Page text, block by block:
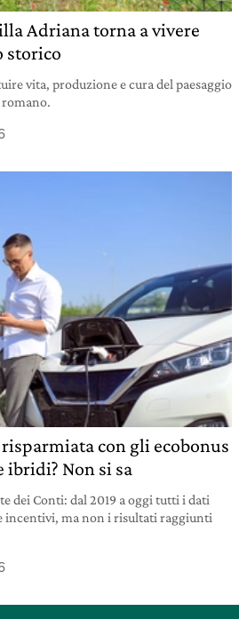
Adriana torna a vivere
storico
vita, produzione e cura del paesaggio
romano.
risparmiata con gli ecobonus
Non si sa
dei Conti: dal 2019 a oggi tutti i dati
incentivi, ma non i risultati raggiunti